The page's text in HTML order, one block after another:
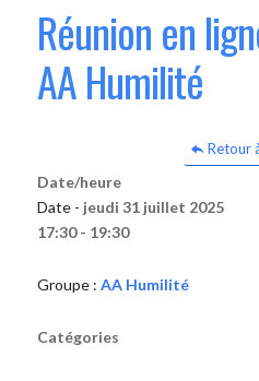
Réunion en
AA Humilité
Retour
Date/heure
Date - jeudi 31 juillet 2025
17:30 - 19:30
Groupe : AA Humilité
Catégories